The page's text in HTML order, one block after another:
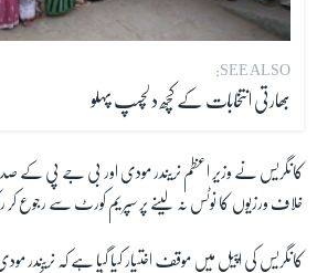
SEE ALSO:
بھارتی انتخابات کے کچھ دلچسپ پہلو
کانگریس نے وزیر اعظم نریندر مودی اور بی جے پی کے صدر
خلاف ورزیوں کا نوٹس نہ لینے پر سپریم کورٹ سے رجوع کر
کانگریس کی اپیل میں موقف اختیار کیا گیا ہے کہ نریندر